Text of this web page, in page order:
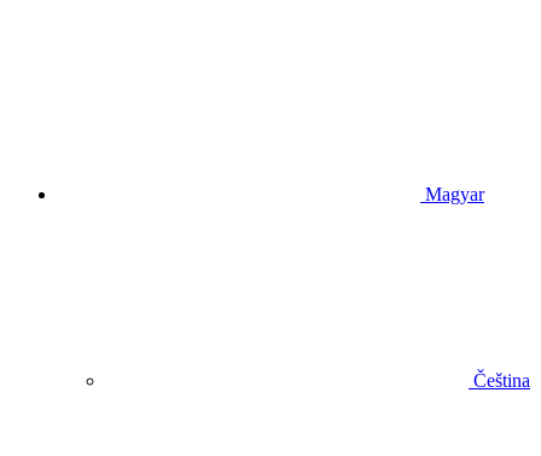
Magyar
Čeština